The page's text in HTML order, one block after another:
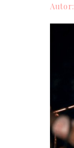
Autor: